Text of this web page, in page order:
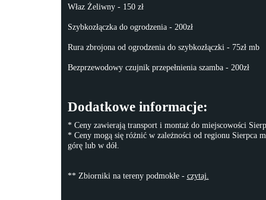
Właz Żeliwny - 150 zł
Szybkozłączka do ogrodzenia - 200zł
Rura zbrojona od ogrodzenia do szybkozłączki - 75zł mb
Bezprzewodowy czujnik przepełnienia szamba - 200zł
Dodatkowe informacje:
* Ceny zawierają transport i montaż do miejscowości
* Ceny mogą się różnić w zależności od regionu Sierpca
górę lub w dół.
** Zbiorniki na tereny podmokłe - czytaj.